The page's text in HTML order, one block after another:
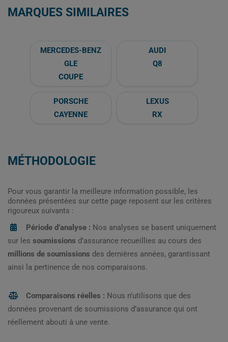
MARQUES SIMILAIRES
MERCEDES-BENZ
GLE
COUPE
AUDI
Q8
PORSCHE
CAYENNE
LEXUS
RX
MÉTHODOLOGIE
Pour vous garantir la meilleure information possible, les
données présentées sur cette page reposent sur les critères
rigoureux suivants :
Période d’analyse : Nos analyses se basent uniquement
sur les soumissions d’assurance recueillies au cours des
millions de soumissions des dernières années, garantissant
ainsi la pertinence de nos comparaisons.
Comparaisons réelles : Nous n’utilisons que des
données provenant de soumissions d’assurance qui ont
réellement abouti à une vente.